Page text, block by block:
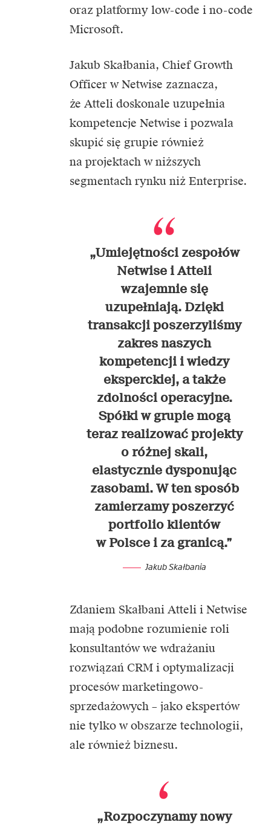
oraz platformy low-code i no-code
Microsoft.
Jakub Skałbania, Chief Growth
Officer w Netwise zaznacza,
że Atteli doskonale uzupełnia
kompetencje Netwise i pozwala
skupić się grupie również
na projektach w niższych
segmentach rynku niż Enterprise.
„Umiejętności zespołów
Netwise i Atteli
wzajemnie się
uzupełniają. Dzięki
transakcji poszerzyliśmy
zakres naszych
kompetencji i wiedzy
eksperckiej, a także
zdolności operacyjne.
Spółki w grupie mogą
teraz realizować projekty
o różnej skali,
elastycznie dysponując
zasobami. W ten sposób
zamierzamy poszerzyć
portfolio klientów
w Polsce i za granicą.”
Jakub Skałbania
Zdaniem Skałbani Atteli i Netwise
mają podobne rozumienie roli
konsultantów we wdrażaniu
rozwiązań CRM i optymalizacji
procesów marketingowo-
sprzedażowych – jako ekspertów
nie tylko w obszarze technologii,
ale również biznesu.
„Rozpoczynamy nowy